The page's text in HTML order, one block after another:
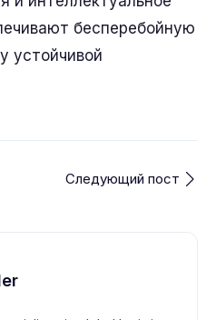
бесперебойную
устойчивой
Следующий пост